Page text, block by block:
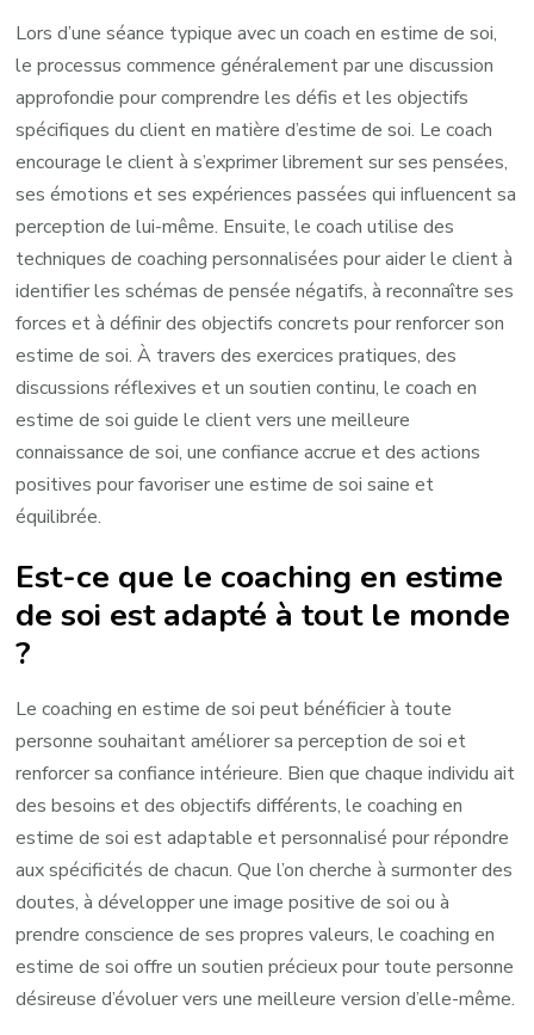
Lors d’une séance typique avec un coach en estime de soi,
le processus commence généralement par une discussion
approfondie pour comprendre les défis et les objectifs
spécifiques du client en matière d’estime de soi. Le coach
encourage le client à s’exprimer librement sur ses pensées,
ses émotions et ses expériences passées qui influencent sa
perception de lui-même. Ensuite, le coach utilise des
techniques de coaching personnalisées pour aider le client à
identifier les schémas de pensée négatifs, à reconnaître ses
forces et à définir des objectifs concrets pour renforcer son
estime de soi. À travers des exercices pratiques, des
discussions réflexives et un soutien continu, le coach en
estime de soi guide le client vers une meilleure
connaissance de soi, une confiance accrue et des actions
positives pour favoriser une estime de soi saine et
équilibrée.
Est-ce que le coaching en estime
de soi est adapté à tout le monde
?
Le coaching en estime de soi peut bénéficier à toute
personne souhaitant améliorer sa perception de soi et
renforcer sa confiance intérieure. Bien que chaque individu ait
des besoins et des objectifs différents, le coaching en
estime de soi est adaptable et personnalisé pour répondre
aux spécificités de chacun. Que l’on cherche à surmonter des
doutes, à développer une image positive de soi ou à
prendre conscience de ses propres valeurs, le coaching en
estime de soi offre un soutien précieux pour toute personne
désireuse d’évoluer vers une meilleure version d’elle-même.